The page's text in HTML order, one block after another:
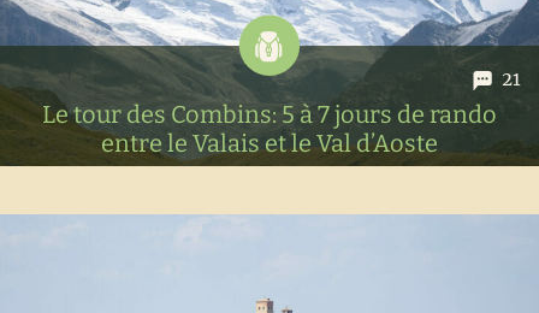
21
Le tour des Combins: 5 à 7 jours de rando
entre le Valais et le Val d’Aoste